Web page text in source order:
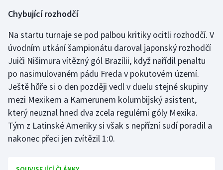
Chybující rozhodčí
Na startu turnaje se pod palbou kritiky ocitli rozhodčí. V
úvodním utkání šampionátu daroval japonský rozhodčí
Juiči Nišimura vítězný gól Brazílii, když nařídil penaltu
po nasimulovaném pádu Freda v pokutovém území.
Ještě hůře si o den později vedl v duelu stejné skupiny
mezi Mexikem a Kamerunem kolumbijský asistent,
který neuznal hned dva zcela regulérní góly Mexika.
Tým z Latinské Ameriky si však s nepřízní sudí poradil a
nakonec přeci jen zvítězil 1:0.